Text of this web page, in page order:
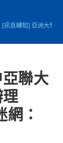
[訊息轉知] 亞洲大學
聯大
：